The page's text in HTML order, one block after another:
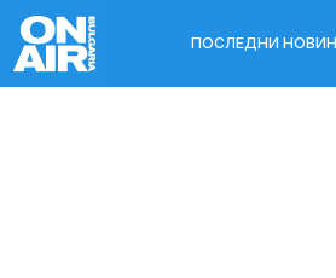
ПОСЛЕДНИ